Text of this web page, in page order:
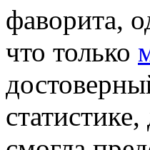
фаворита,
что только